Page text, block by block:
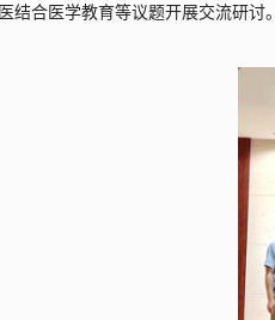
医结合医学教育等议题开展交流研讨。